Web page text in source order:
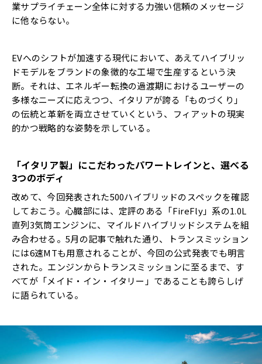
業サプライチェーン全体に対する力強い信頼のメッセージ
に他ならない。
EVへのシフトが加速する現代において、あえてハイブリッ
ドモデルをブランドの象徴的な工場で生産するという決
断。それは、エネルギー転換の過渡期におけるユーザーの
多様なニーズに応えつつ、イタリアが誇る「ものづくり」
の伝統と革新を両立させていくという、フィアットの現実
的かつ戦略的な姿勢を示している。
「イタリア製」にこだわったパワートレインと、選べる
3つのボディ
改めて、今回発表された500ハイブリッドのスペックを確認
しておこう。心臓部には、定評のある「FireFly」系の1.0L
直列3気筒エンジンに、マイルドハイブリッドシステムを組
み合わせる。5月の記事で触れた通り、トランスミッション
には6速MTも用意されることが、今回の公式発表でも明言
された。エンジンからトランスミッションに至るまで、す
べてが「メイド・イン・イタリー」であることも誇らしげ
に語られている。